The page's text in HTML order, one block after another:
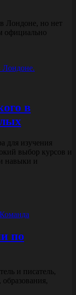
Лондоне, но нет
официально
в
для изучения
выбор курсов и
навыки и
Команда
по
и писатель,